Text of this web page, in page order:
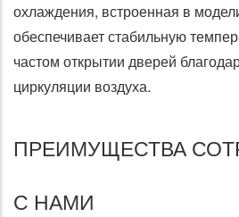
охлаждения, встроенная в
обеспечивает стабильную
частом открытии дверей
циркуляции воздуха.
ПРЕИМУЩЕСТВА
С НАМИ